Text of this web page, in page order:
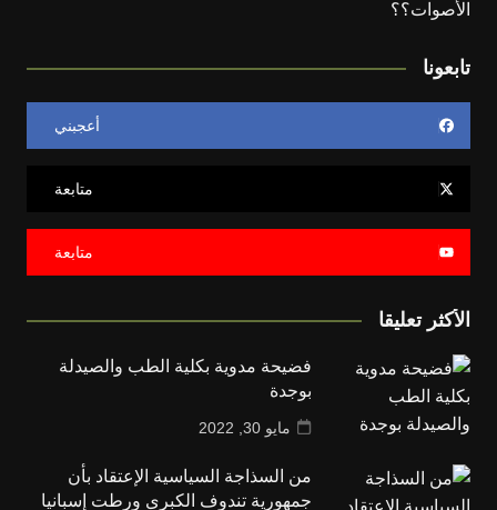
تابعونا
أعجبني
متابعة
متابعة
الأكثر تعليقا
فضيحة مدوية بكلية الطب والصيدلة
بوجدة
مايو 30, 2022
من السذاجة السياسية الإعتقاد بأن
جمهورية تندوف الكبرى ورطت إسبانيا